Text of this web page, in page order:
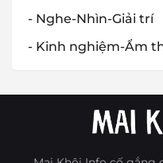
- Nghe-Nhìn-Giải trí
- Kinh nghiệm-Ẩm